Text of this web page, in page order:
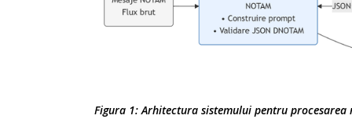
Figura 1: Arhitectura sistemului pentru procesarea